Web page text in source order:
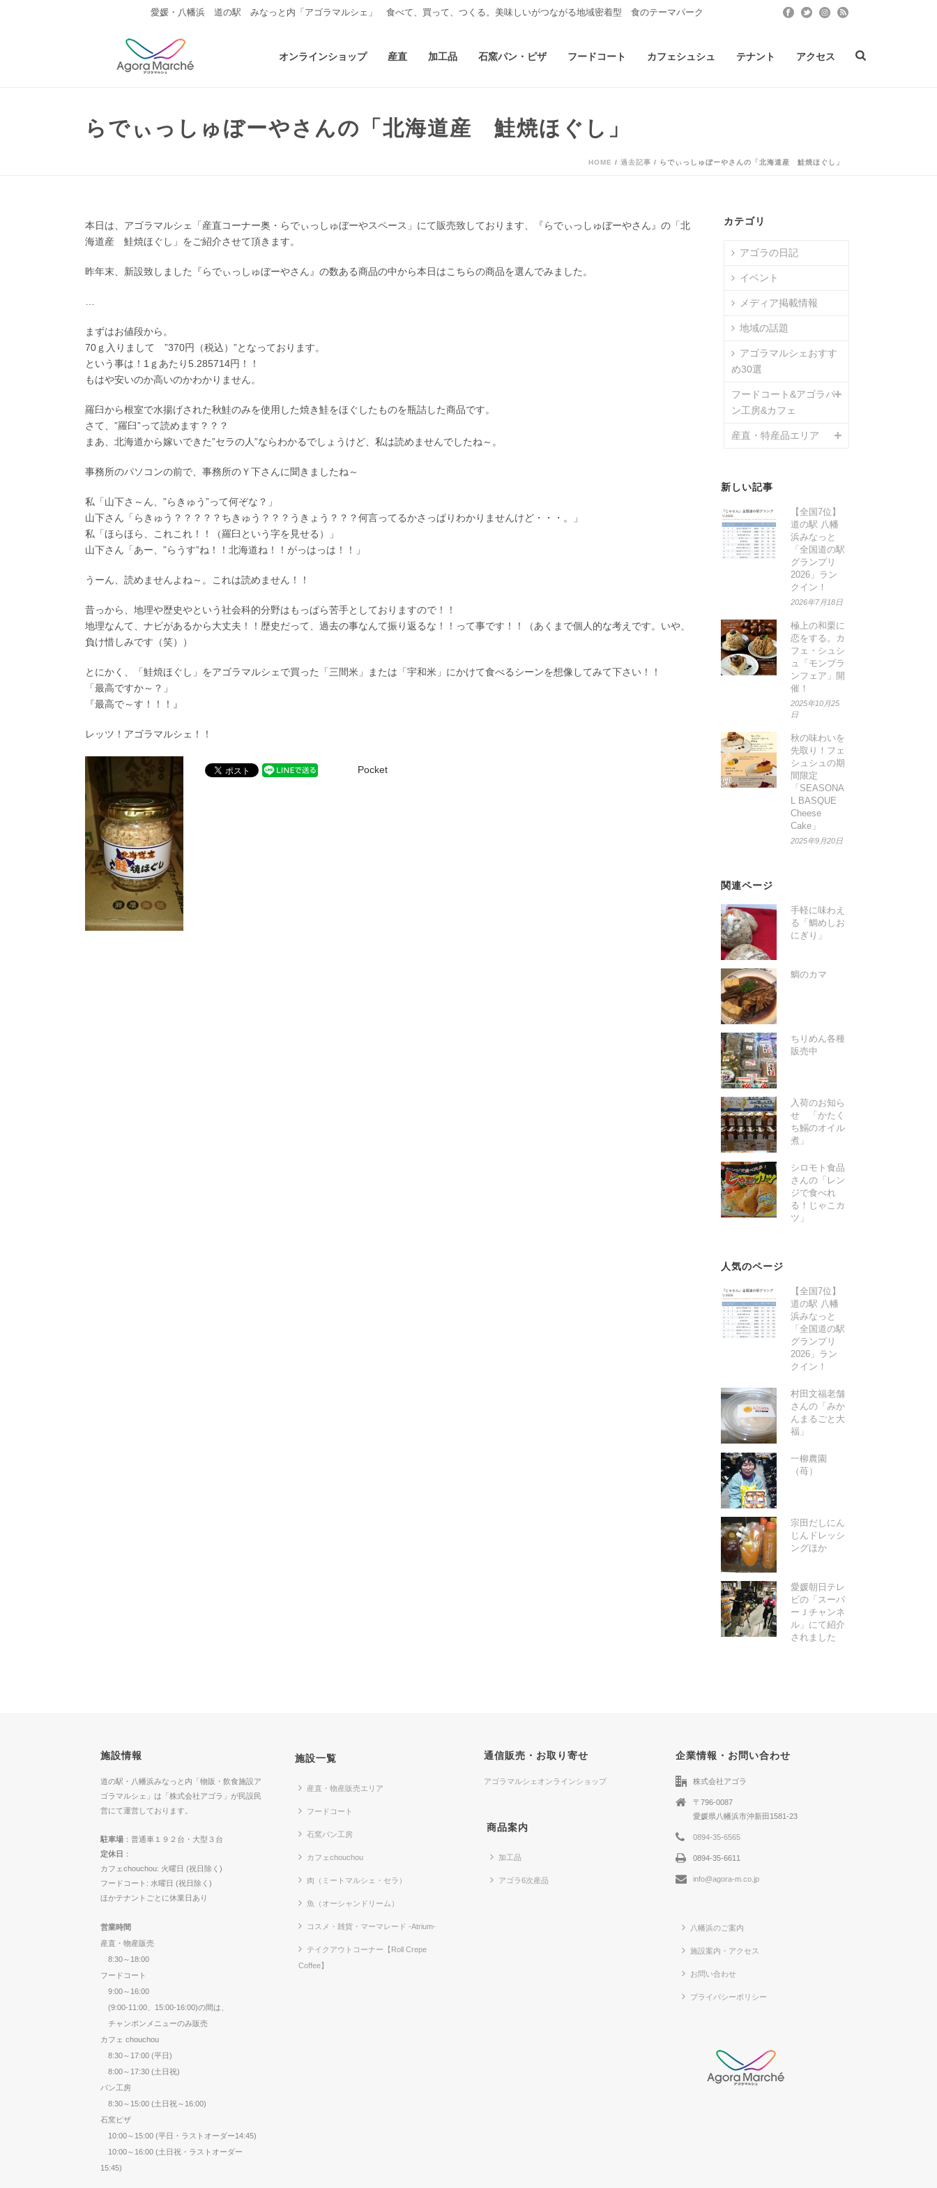
愛媛・八幡浜 道の駅 みなっと内「アゴラマルシェ」 食べて、買って、つくる。美味しいがつながる地域密着型 食のテーマパーク
オンラインショップ 産直 加工品 石窯パン・ピザ フードコート カフェシュシュ テナント アクセス
らでぃっしゅぼーやさんの「北海道産 鮭焼ほぐし」
HOME / 過去記事 / らでぃっしゅぼーやさんの「北海道産 鮭焼ほぐし」
本日は、アゴラマルシェ「産直コーナー奥・らでぃっしゅぼーやスペース」にて販売致しております、『らでぃっしゅぼーやさん』の「北
海道産 鮭焼ほぐし」をご紹介させて頂きます。
昨年末、新設致しました『らでぃっしゅぼーやさん』の数ある商品の中から本日はこちらの商品を選んでみました。
まずはお値段から。
70ｇ入りまして ”370円（税込）”となっております。
という事は！1ｇあたり5.285714円！！
もはや安いのか高いのかわかりません。
羅臼から根室で水揚げされた秋鮭のみを使用した焼き鮭をほぐしたものを瓶詰した商品です。
さて、”羅臼”って読めます？？？
まあ、北海道から嫁いできた”セラの人”ならわかるでしょうけど、私は読めませんでしたね～。
事務所のパソコンの前で、事務所のＹ下さんに聞きましたね～
私「山下さ～ん、”らきゅう”って何ぞな？」
山下さん「らきゅう？？？？？ちきゅう？？？うきょう？？？何言ってるかさっぱりわかりませんけど・・・。」
私「ほらほら、これこれ！！（羅臼という字を見せる）」
山下さん「あー、”らうす”ね！！北海道ね！！がっはっは！！」
うーん、読めませんよね～。これは読めません！！
昔っから、地理や歴史やという社会科的分野はもっぱら苦手としておりますので！！
地理なんて、ナビがあるから大丈夫！！歴史だって、過去の事なんて振り返るな！！って事です！！（あくまで個人的な考えです。いや、
負け惜しみです（笑））
とにかく、「鮭焼ほぐし」をアゴラマルシェで買った「三間米」または「宇和米」にかけて食べるシーンを想像してみて下さい！！
「最高ですか～？」
『最高で～す！！！』
レッツ！アゴラマルシェ！！
Pocket
カテゴリ
アゴラの日記
イベント
メディア掲載情報
地域の話題
アゴラマルシェおすす
め30選
フードコート&アゴラパ
ン工房&カフェ
産直・特産品エリア
新しい記事
【全国7位】
道の駅 八幡
浜みなっと
「全国道の駅
グランプリ
2026」ラン
クイン！
2026年7月18日
極上の和栗に
恋をする。カ
フェ・シュシ
ュ「モンブラ
ンフェア」開
催！
2025年10月25
日
秋の味わいを
先取り！フェ
シュシュの期
間限定
「SEASONA
L BASQUE
Cheese
Cake」
2025年9月20日
関連ページ
手軽に味わえ
る「鯛めしお
にぎり」
鯛のカマ
ちりめん各種
販売中
入荷のお知ら
せ 「かたく
ち鰯のオイル
煮」
シロモト食品
さんの「レン
ジで食べれ
る！じゃこカ
ツ」
人気のページ
【全国7位】
道の駅 八幡
浜みなっと
「全国道の駅
グランプリ
2026」ラン
クイン！
村田文福老舗
さんの「みか
んまるごと大
福」
一柳農園
（苺）
宗田だしにん
じんドレッシ
ングほか
愛媛朝日テレ
ビの「スーパ
ーＪチャンネ
ル」にて紹介
されました
施設情報
道の駅・八幡浜みなっと内「物販・飲食施設ア
ゴラマルシェ」は「株式会社アゴラ」が民設民
営にて運営しております。
駐車場 ：普通車１９２台・大型３台
定休日 ：
カフェchouchou: 火曜日 (祝日除く)
フードコート: 水曜日 (祝日除く)
ほかテナントごとに休業日あり
営業時間
産直・物産販売
8:30～18:00
フードコート
9:00～16:00
(9:00-11:00、15:00-16:00)の間は、
チャンポンメニューのみ販売
カフェ chouchou
8:30～17:00 (平日)
8:00～17:30 (土日祝)
パン工房
8:30～15:00 (土日祝～16:00)
石窯ピザ
10:00～15:00 (平日・ラストオーダー14:45)
10:00～16:00 (土日祝・ラストオーダー
15:45)
施設一覧
産直・物産販売エリア
フードコート
石窯パン工房
カフェchouchou
肉（ミートマルシェ・セラ）
魚（オーシャンドリーム）
コスメ・雑貨・マーマレード -Atrium-
テイクアウトコーナー【Roll Crepe
Coffee】
通信販売・お取り寄せ
アゴラマルシェオンラインショップ
商品案内
加工品
アゴラ6次産品
企業情報・お問い合わせ
株式会社アゴラ
〒796-0087
愛媛県八幡浜市沖新田1581-23
0894-35-6565
0894-35-6611
info@agora-m.co.jp
八幡浜のご案内
施設案内・アクセス
お問い合わせ
プライバシーポリシー